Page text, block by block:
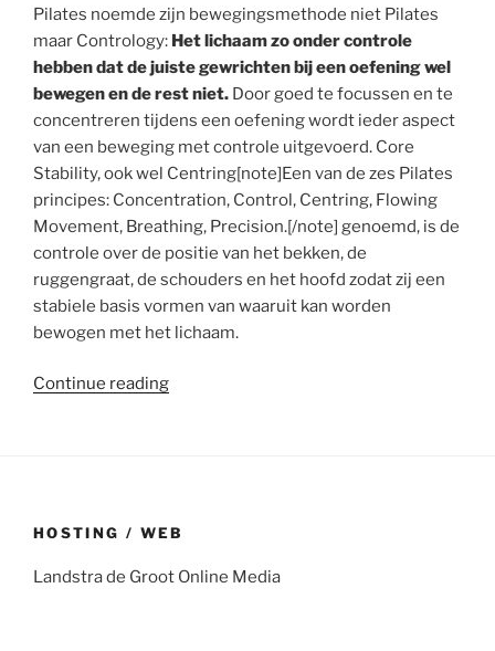
Pilates noemde zijn bewegingsmethode niet Pilates
maar Contrology: Het lichaam zo onder controle
hebben dat de juiste gewrichten bij een oefening wel
bewegen en de rest niet. Door goed te focussen en te
concentreren tijdens een oefening wordt ieder aspect
van een beweging met controle uitgevoerd. Core
Stability, ook wel Centring[note]Een van de zes Pilates
principes: Concentration, Control, Centring, Flowing
Movement, Breathing, Precision.[/note] genoemd, is de
controle over de positie van het bekken, de
ruggengraat, de schouders en het hoofd zodat zij een
stabiele basis vormen van waaruit kan worden
bewogen met het lichaam.
Continue reading“Core
HOSTING / WEB
Landstra de Groot Online Media